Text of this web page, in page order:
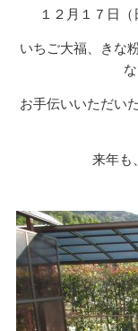
１２月１７日（
いちご大福、きな
お手伝いいただい
来年も